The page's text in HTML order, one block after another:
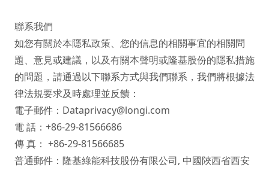
聯系我們
如您有關於本隱私政策、您的信息的相關事宜的相關問
題、意見或建議，以及有關本聲明或隆基股份的隱私措施
的問題，請通過以下聯系方式與我們聯系，我們將根據法
律法規要求及時處理並反饋：
電子郵件：Dataprivacy@longi.com
電 話：+86-29-81566686
傳 真： +86-29-81566685
普通郵件：隆基綠能科技股份有限公司, 中國陜西省西安